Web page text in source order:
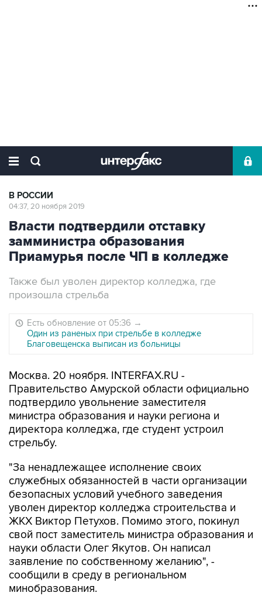
В РОССИИ
04:37, 20 ноября 2019
Власти подтвердили отставку
замминистра образования
Приамурья после ЧП в колледже
Также был уволен директор колледжа, где
произошла стрельба
Есть обновление от 05:36 →
Один из раненых при стрельбе в колледже
Благовещенска выписан из больницы
Москва. 20 ноября. INTERFAX.RU -
Правительство Амурской области официально
подтвердило увольнение заместителя
министра образования и науки региона и
директора колледжа, где студент устроил
стрельбу.
"За ненадлежащее исполнение своих
служебных обязанностей в части организации
безопасных условий учебного заведения
уволен директор колледжа строительства и
ЖКХ Виктор Петухов. Помимо этого, покинул
свой пост заместитель министра образования и
науки области Олег Якутов. Он написал
заявление по собственному желанию", -
сообщили в среду в региональном
минобразования.